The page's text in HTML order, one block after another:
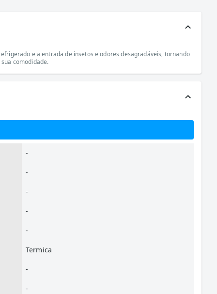
e a entrada de insetos e odores desagradáveis, tornando
comodidade.
-
-
-
-
-
Termica
-
-